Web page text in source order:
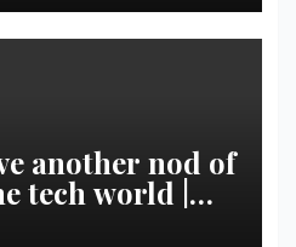
another nod of
tech world |